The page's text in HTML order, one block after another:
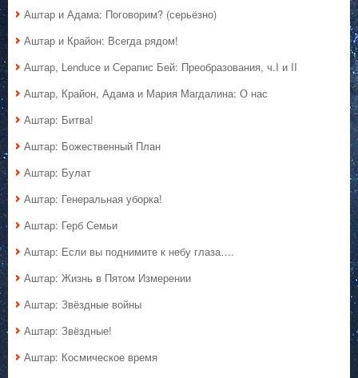
Аштар и Адама: Поговорим? (серьёзно)
Аштар и Крайон: Всегда рядом!
Аштар, Lenduce и Серапис Бей: Преобразования, ч.I и II
Аштар, Крайон, Адама и Мария Магдалина: О нас
Аштар: Битва!
Аштар: Божественный План
Аштар: Булат
Аштар: Генеральная уборка!
Аштар: Герб Семьи
Аштар: Если вы поднимите к небу глаза….
Аштар: Жизнь в Пятом Измерении
Аштар: Звёздные войны
Аштар: Звёздные!
Аштар: Космическое время